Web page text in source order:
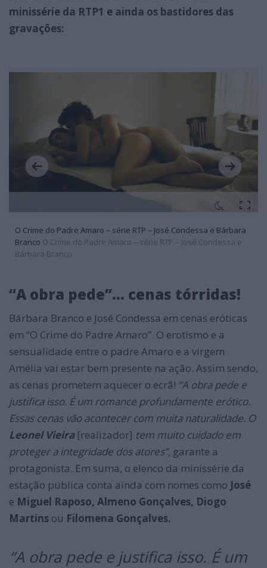
minissérie da RTP1 e ainda os bastidores das
gravações:
O Crime do Padre Amaro – série RTP – José Condessa e Bárbara
Branco O Crime do Padre Amaro – série RTP – José Condessa e
Bárbara Branco
“A obra pede”… cenas tórridas!
Bárbara Branco e José Condessa em cenas eróticas
em “O Crime do Padre Amaro”. O erotismo e a
sensualidade entre o padre Amaro e a virgem
Amélia vai estar bem presente na ação. Assim sendo,
as cenas prometem aquecer o ecrã! “A obra pede e
justifica isso. É um romance profundamente erótico.
Essas cenas vão acontecer com muita naturalidade. O
Leonel Vieira[realizador] tem muito cuidado em
proteger a integridade dos atores”, garante a
protagonista. Em suma, o elenco da minissérie da
estação pública conta ainda com nomes como José
e Miguel Raposo, Almeno Gonçalves, Diogo
Martins ou Filomena Gonçalves.
“A obra pede e justifica isso. É um